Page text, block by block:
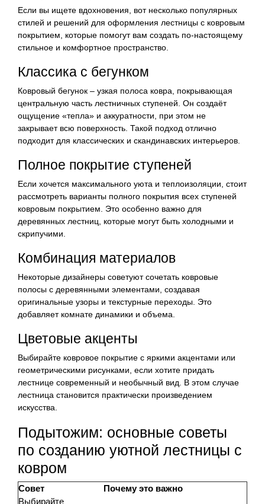
Если вы ищете вдохновения, вот несколько популярных
стилей и решений для оформления лестницы с ковровым
покрытием, которые помогут вам создать по-настоящему
стильное и комфортное пространство.
Классика с бегунком
Ковровый бегунок – узкая полоса ковра, покрывающая
центральную часть лестничных ступеней. Он создаёт
ощущение «тепла» и аккуратности, при этом не
закрывает всю поверхность. Такой подход отлично
подходит для классических и скандинавских интерьеров.
Полное покрытие ступеней
Если хочется максимального уюта и теплоизоляции, стоит
рассмотреть варианты полного покрытия всех ступеней
ковровым покрытием. Это особенно важно для
деревянных лестниц, которые могут быть холодными и
скрипучими.
Комбинация материалов
Некоторые дизайнеры советуют сочетать ковровые
полосы с деревянными элементами, создавая
оригинальные узоры и текстурные переходы. Это
добавляет комнате динамики и объема.
Цветовые акценты
Выбирайте ковровое покрытие с яркими акцентами или
геометрическими рисунками, если хотите придать
лестнице современный и необычный вид. В этом случае
лестница становится практически произведением
искусства.
Подытожим: основные советы
по созданию уютной лестницы с
ковром
Совет
Почему это важно
Выбирайте